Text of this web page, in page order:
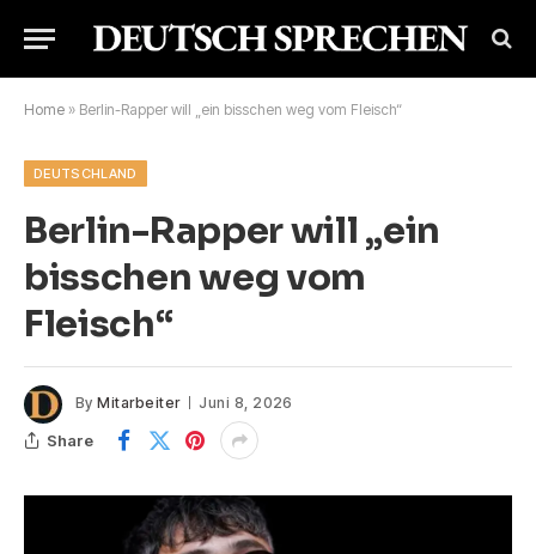
Home » Berlin-Rapper will „ein bisschen weg vom Fleisch“
DEUTSCHLAND
Berlin-Rapper will „ein
bisschen weg vom
Fleisch“
By Mitarbeiter Juni 8, 2026
Share